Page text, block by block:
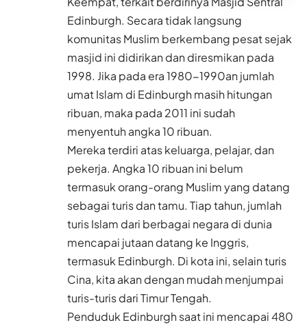
Edinburgh. Secara tidak langsung
komunitas Muslim berkembang pesat sejak
masjid ini didirikan dan diresmikan pada
1998. Jika pada era 1980-1990an jumlah
umat Islam di Edinburgh masih hitungan
ribuan, maka pada 2011 ini sudah
menyentuh angka 10 ribuan.
Mereka terdiri atas keluarga, pelajar, dan
pekerja. Angka 10 ribuan ini belum
termasuk orang-orang Muslim yang datang
sebagai turis dan tamu. Tiap tahun, jumlah
turis Islam dari berbagai negara di dunia
mencapai jutaan datang ke Inggris,
termasuk Edinburgh. Di kota ini, selain turis
Cina, kita akan dengan mudah menjumpai
turis-turis dari Timur Tengah.
Penduduk Edinburgh saat ini mencapai 480